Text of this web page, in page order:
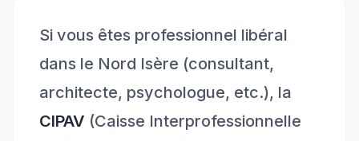
Si vous êtes professionnel libéral
dans le Nord Isère (consultant,
architecte, psychologue, etc.), la
CIPAV (Caisse Interprofessionnelle